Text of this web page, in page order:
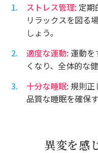
ストレス管理: 定
リラックスを図る
しょう。
適度な運動: 運動
くなり、全体的な
十分な睡眠: 規則
品質な睡眠を確保
異変を感